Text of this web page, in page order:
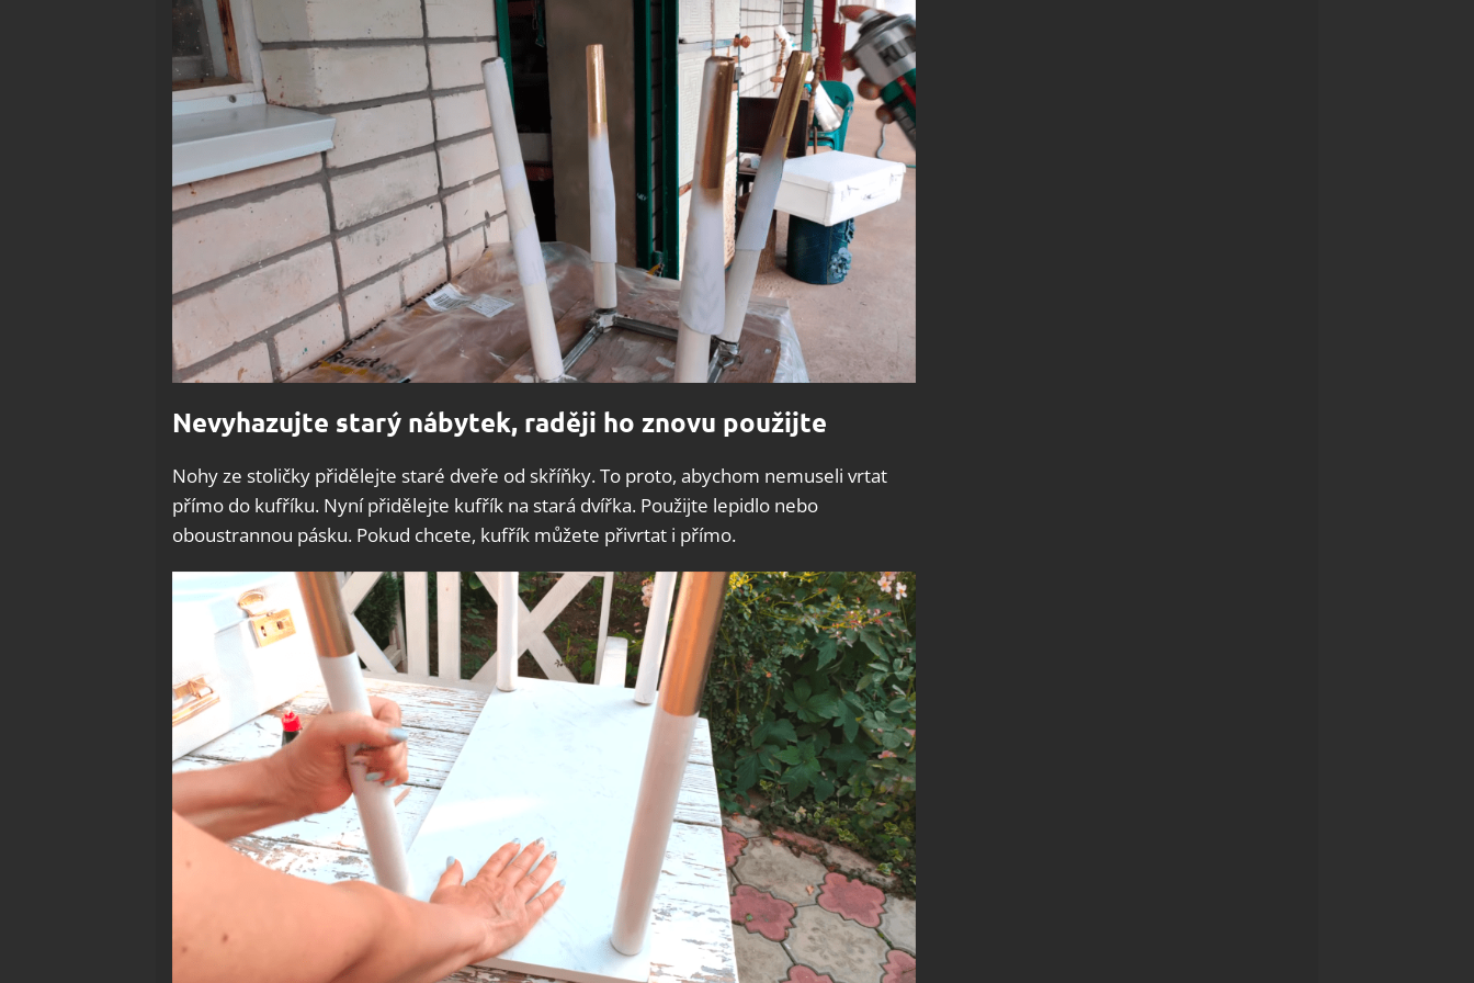
Nevyhazujte starý nábytek, raději ho znovu použijte
Nohy ze stoličky přidělejte staré dveře od skříňky. To proto, abychom nemuseli vrtat
přímo do kufříku. Nyní přidělejte kufřík na stará dvířka. Použijte lepidlo nebo
oboustrannou pásku. Pokud chcete, kufřík můžete přivrtat i přímo.